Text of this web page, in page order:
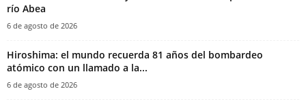
río Abea
6 de agosto de 2026
Hiroshima: el mundo recuerda 81 años del bombardeo
atómico con un llamado a la...
6 de agosto de 2026